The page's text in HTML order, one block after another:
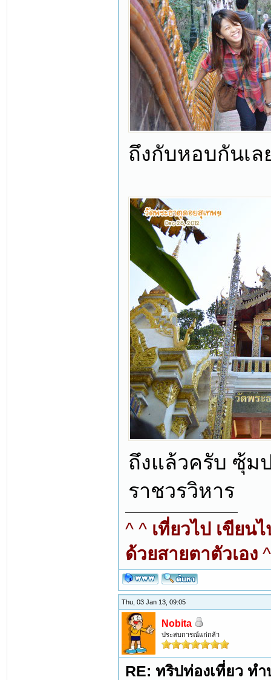
ถึงกับหอบกันเล
ถึงแล้วครับ ซุ้ม
ราชวรวิหาร
^ ^ เที่ยวไป เขียน
ด้วยสายตาตัวเอง
Thu, 03 Jan 13, 09:05
Nobita
ประสบการณ์แก่กล้า
RE: ทริปท่องเที่ยว ท